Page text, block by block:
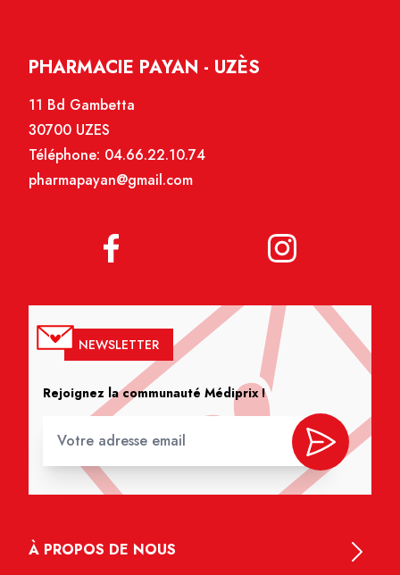
PHARMACIE PAYAN - UZÈS
11 Bd Gambetta
30700 UZES
Téléphone: 04.66.22.10.74
pharmapayan@gmail.com
NEWSLETTER
Rejoignez la communauté Médiprix !
À PROPOS DE NOUS